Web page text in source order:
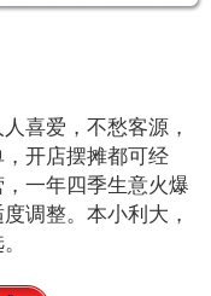
喜爱，不愁客源，
开店摆摊都可经
一年四季生意火爆
调整。本小利大，